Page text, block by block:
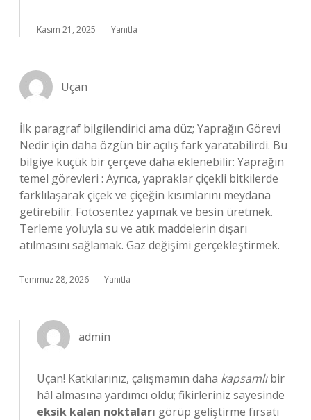
Kasım 21, 2025 Yanıtla
Uçan
İlk paragraf bilgilendirici ama düz; Yaprağın Görevi
Nedir için daha özgün bir açılış fark yaratabilirdi. Bu
bilgiye küçük bir çerçeve daha eklenebilir: Yaprağın
temel görevleri : Ayrıca, yapraklar çiçekli bitkilerde
farklılaşarak çiçek ve çiçeğin kısımlarını meydana
getirebilir. Fotosentez yapmak ve besin üretmek.
Terleme yoluyla su ve atık maddelerin dışarı
atılmasını sağlamak. Gaz değişimi gerçekleştirmek.
Temmuz 28, 2026 Yanıtla
admin
Uçan! Katkılarınız, çalışmamın daha kapsamlıbir
hâl almasına yardımcı oldu; fikirleriniz sayesinde
eksik kalan noktaları görüp geliştirme fırsatı